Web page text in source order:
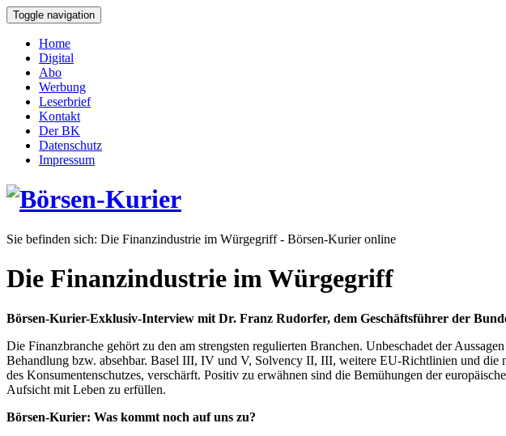
Toggle navigation
Home
Digital
Abo
Werbung
Leserbrief
Kontakt
Der BK
Datenschutz
Impressum
Sie befinden sich: Die Finanzindustrie im Würgegriff - Börsen-Kurier online
Die Finanzindustrie im Würgegriff
Börsen-Kurier-Exklusiv-Interview mit Dr. Franz Rudorfer, dem Geschäftsführer der
Die Finanzbranche gehört zu den am strengsten regulierten Branchen. Unbeschadet der
Behandlung bzw. absehbar. Basel III, IV und V, Solvency II, III, weitere EU-Richtlinien und die
des Konsumentenschutzes, verschärft. Positiv zu erwähnen sind die Bemühungen der
Aufsicht mit Leben zu erfüllen.
Börsen-Kurier: Was kommt noch auf uns zu?